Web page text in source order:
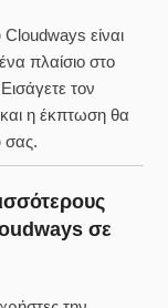
είναι
πλαίσιο στο
τον
η έκπτωση θα
σας.
σε